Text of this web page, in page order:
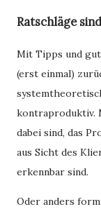
Ratschläge
Mit Tipps und
(erst einmal)
kontraproduktiv.
dabei sind, das
aus Sicht des
erkennbar sind.
Oder anders